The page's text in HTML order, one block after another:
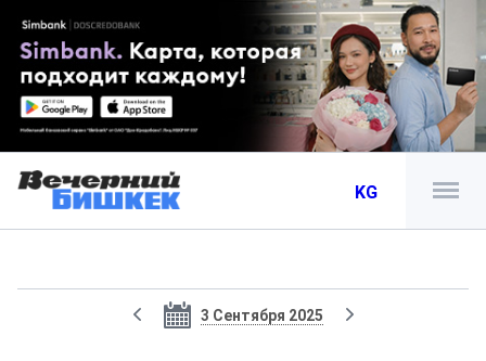
KG
3 Сентября 2025